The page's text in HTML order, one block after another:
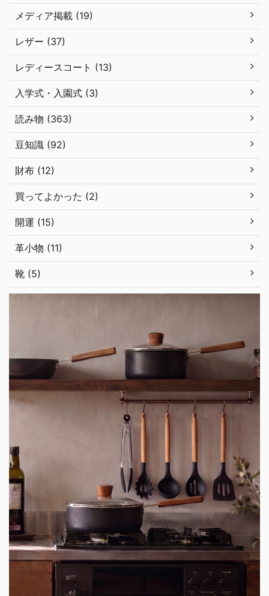
メディア掲載 (19)
レザー (37)
レディースコート (13)
入学式・入園式 (3)
読み物 (363)
豆知識 (92)
財布 (12)
買ってよかった (2)
開運 (15)
革小物 (11)
靴 (5)